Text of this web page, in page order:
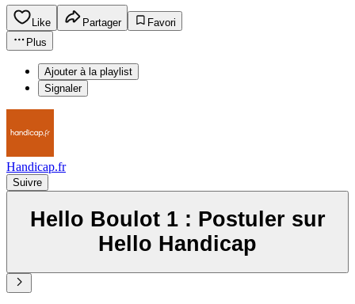
Like Partager
Favori
Plus
Ajouter à la playlist
Signaler
Handicap.fr
Suivre
Hello Boulot 1 : Postuler sur
Hello Handicap